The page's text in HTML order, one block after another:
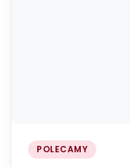
POLECAMY